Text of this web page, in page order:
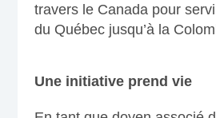
travers le Canada pour
du Québec jusqu’à la
Une initiative prend vie